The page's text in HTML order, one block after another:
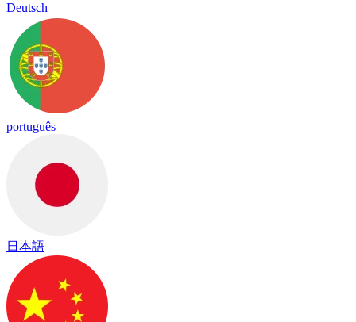
Deutsch
português
日本語